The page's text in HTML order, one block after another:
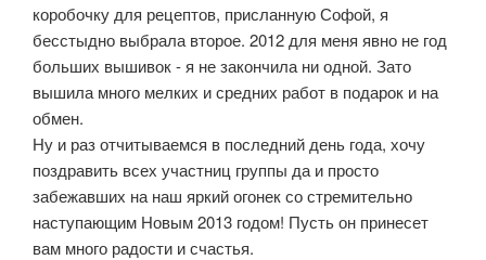
коробочку для рецептов, присланную Софой, я
бесстыдно выбрала второе. 2012 для меня явно не год
больших вышивок - я не закончила ни одной. Зато
вышила много мелких и средних работ в подарок и на
обмен.
Ну и раз отчитываемся в последний день года, хочу
поздравить всех участниц группы да и просто
забежавших на наш яркий огонек со стремительно
наступающим Новым 2013 годом! Пусть он принесет
вам много радости и счастья.